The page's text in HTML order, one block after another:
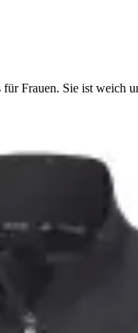
Frauen. Sie ist weich